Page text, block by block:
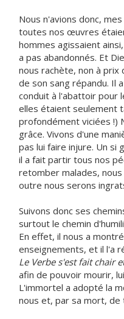
Nous n'avions donc,
toutes nos œuvres
hommes agissaient
a pas abandonnés. Et
nous rachète, non à
de son sang répandu. Il
conduit à l'abattoir pour
elles étaient seulement
profondément viciées !)
grâce. Vivons d'une
pas lui faire injure. Un si
il a fait partir tous nos
retomber malades,
outre nous serons
Suivons donc ses
surtout le chemin
En effet, il nous a
enseignements, et il l'a
Le Verbe s'est fait chair
afin de pouvoir mourir,
L'immortel a adopté la
nous et, par sa mort,